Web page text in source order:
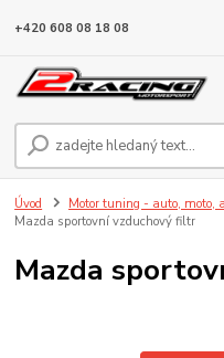
+420 608 08 18 08
Úvod Motor tuning - auto, moto,
Mazda sportovní vzduchový filtr
Mazda